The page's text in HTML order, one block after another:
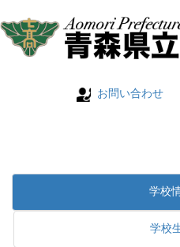
お問い合わせ
学校
学校